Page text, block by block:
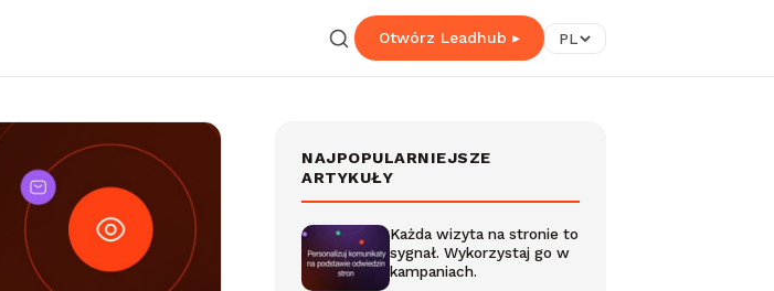
Otwórz Leadhub ▸ PL
NAJPOPULARNIEJSZE
ARTYKUŁY
Każda wizyta na stronie to
sygnał. Wykorzystaj go w
kampaniach.